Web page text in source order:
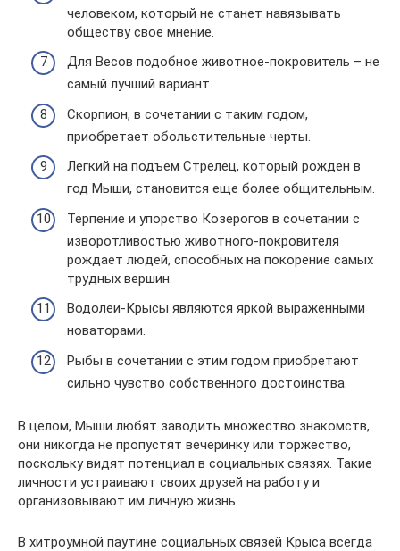
человеком, который не станет навязывать
обществу свое мнение.
Для Весов подобное животное-покровитель – не
самый лучший вариант.
Скорпион, в сочетании с таким годом,
приобретает обольстительные черты.
Легкий на подъем Стрелец, который рожден в
год Мыши, становится еще более общительным.
Терпение и упорство Козерогов в сочетании с
изворотливостью животного-покровителя
рождает людей, способных на покорение самых
трудных вершин.
Водолеи-Крысы являются яркой выраженными
новаторами.
Рыбы в сочетании с этим годом приобретают
сильно чувство собственного достоинства.
В целом, Мыши любят заводить множество знакомств,
они никогда не пропустят вечеринку или торжество,
поскольку видят потенциал в социальных связях. Такие
личности устраивают своих друзей на работу и
организовывают им личную жизнь.
В хитроумной паутине социальных связей Крыса всегда